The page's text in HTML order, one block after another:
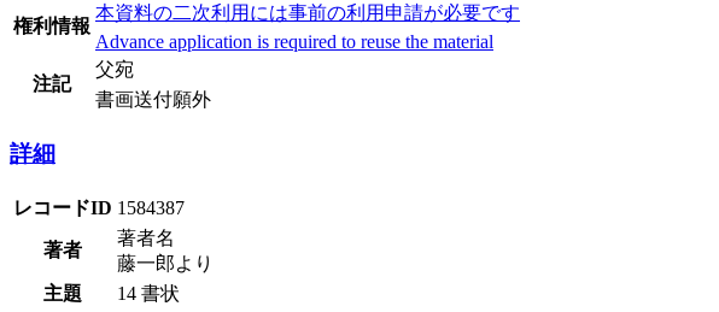
権利情報
本資料の二次利用には事前の利用申請が必要です
Advance application is required to reuse the material
注記
父宛
書画送付願外
詳細
レコードID 1584387
著者
著者名
藤一郎より
主題
14 書状